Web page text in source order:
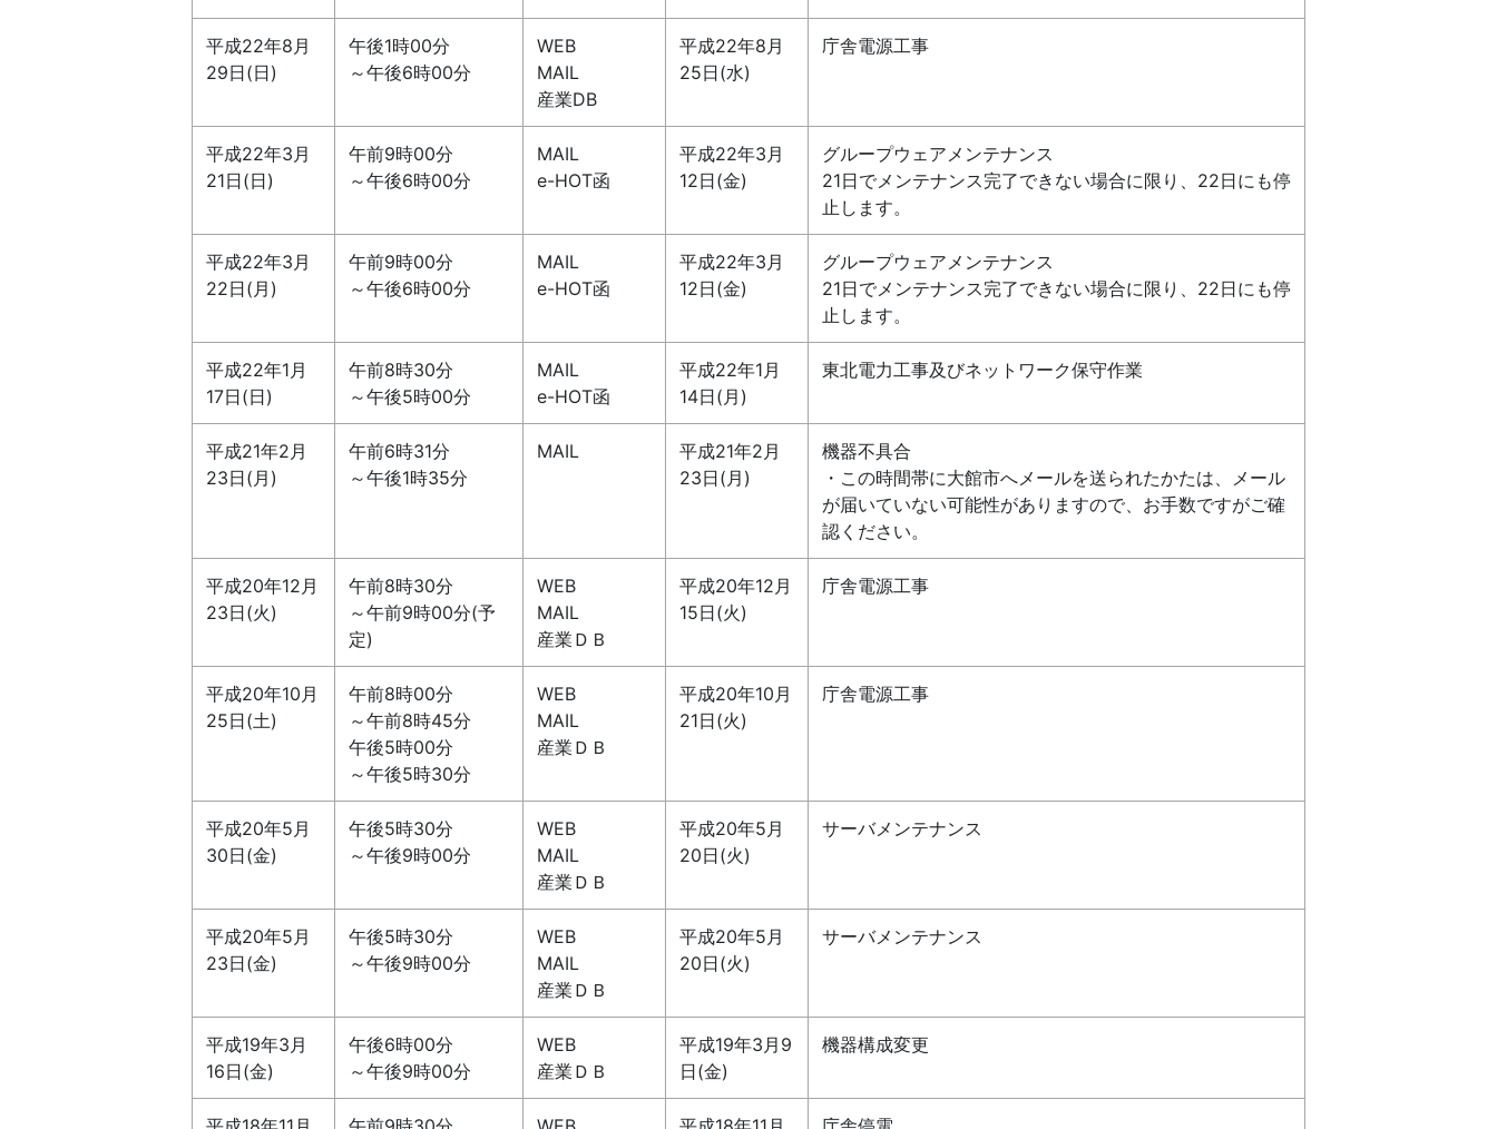
平成22年8月
29日(日)
午後1時00分
～午後6時00分
WEB
MAIL
産業DB
平成22年8月
25日(水)
庁舎電源工事
平成22年3月
21日(日)
午前9時00分
～午後6時00分
MAIL
e-HOT函
平成22年3月
12日(金)
グループウェアメンテナンス
21日でメンテナンス完了できない場合に限り、22日にも停
止します。
平成22年3月
22日(月)
午前9時00分
～午後6時00分
MAIL
e-HOT函
平成22年3月
12日(金)
グループウェアメンテナンス
21日でメンテナンス完了できない場合に限り、22日にも停
止します。
平成22年1月
17日(日)
午前8時30分
～午後5時00分
MAIL
e-HOT函
平成22年1月
14日(月)
東北電力工事及びネットワーク保守作業
平成21年2月
23日(月)
午前6時31分
～午後1時35分
MAIL
平成21年2月
23日(月)
機器不具合
・この時間帯に大館市へメールを送られたかたは、メール
が届いていない可能性がありますので、お手数ですがご確
認ください。
平成20年12月
23日(火)
午前8時30分
～午前9時00分(予
定)
WEB
MAIL
産業ＤＢ
平成20年12月
15日(火)
庁舎電源工事
平成20年10月
25日(土)
午前8時00分
～午前8時45分
午後5時00分
～午後5時30分
WEB
MAIL
産業ＤＢ
平成20年10月
21日(火)
庁舎電源工事
平成20年5月
30日(金)
午後5時30分
～午後9時00分
WEB
MAIL
産業ＤＢ
平成20年5月
20日(火)
サーバメンテナンス
平成20年5月
23日(金)
午後5時30分
～午後9時00分
WEB
MAIL
産業ＤＢ
平成20年5月
20日(火)
サーバメンテナンス
平成19年3月
16日(金)
午後6時00分
～午後9時00分
WEB
産業ＤＢ
平成19年3月9
日(金)
機器構成変更